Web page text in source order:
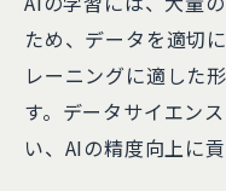
ため、データを適切
レーニングに適した
す。データサイエン
い、AIの精度向上に貢